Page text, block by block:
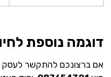
דוגמה נוספת
אם ברצונכם להתקשר לעסק